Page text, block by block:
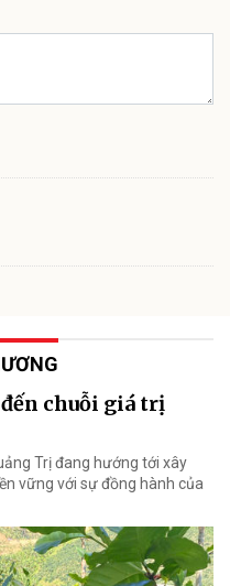
chuỗi giá trị
Trị đang hướng tới xây
vững với sự đồng hành của